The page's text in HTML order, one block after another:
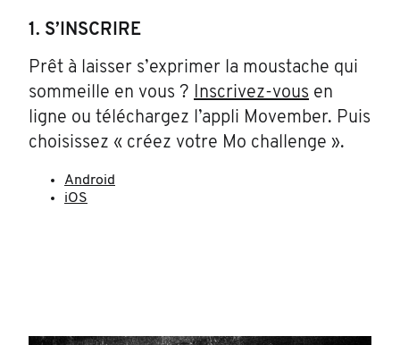
1. S’INSCRIRE
Prêt à laisser s’exprimer la moustache qui
sommeille en vous ? Inscrivez-vous en
ligne ou téléchargez l’appli Movember. Puis
choisissez « créez votre Mo challenge ».
Android
iOS